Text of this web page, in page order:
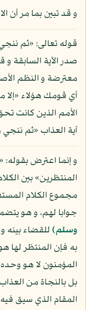
و قد تبين بما مر أن
قوله تعالى: «ثم
صدر الآية السابقة
معترضة و النظم
أي قومك هؤلاء «إلا
الأمم الذين كانت
آية العذاب «ثم ننجي
و إنما اعترض
المنتظرين» بين
مجموع الكلام
جوابا لهم، و هو
وسلم)للقضاء بينه
به فإن المنتظر لها
المؤمنون لا هو
بل بالنجاة من
المقام الذي سيق فيه